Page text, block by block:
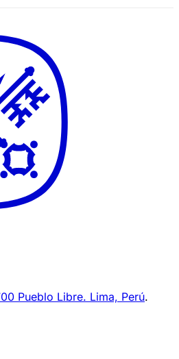
Pueblo Libre. Lima, Perú.